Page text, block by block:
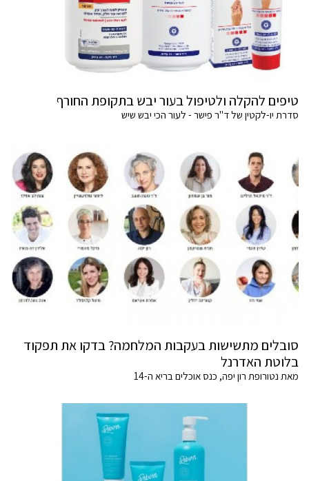
טיפים להקלה ולטיפול בעור יבש בתקופת החורף
סדרת יו-לקטין של ד"ר פישר - לעור הכי יבש שיש
סובלים מתשישות בעקבות המלחמה? בדקו את תפקוד
בלוטת האדרנל
מאת נטורופת רון יפה, כנס אוכלים בריא ה-14